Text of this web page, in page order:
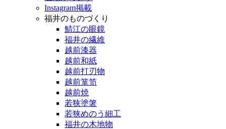
Instagram掲載
福井のものづくり
鯖江の眼鏡
福井の繊維
越前漆器
越前和紙
越前打刃物
越前箪笥
越前焼
若狭塗箸
若狭めのう細工
福井の木地物